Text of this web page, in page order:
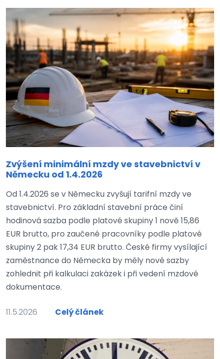
Zvýšení minimální mzdy ve stavebnictví v
Německu od 1.4.2026
Od 1.4.2026 se v Německu zvyšují tarifní mzdy ve
stavebnictví. Pro základní stavební práce činí
hodinová sazba podle platové skupiny 1 nově 15,86
EUR brutto, pro zaučené pracovníky podle platové
skupiny 2 pak 17,34 EUR brutto. České firmy vysílající
zaměstnance do Německa by měly nové sazby
zohlednit při kalkulaci zakázek i při vedení mzdové
dokumentace.
11.5.2026 Celý článek